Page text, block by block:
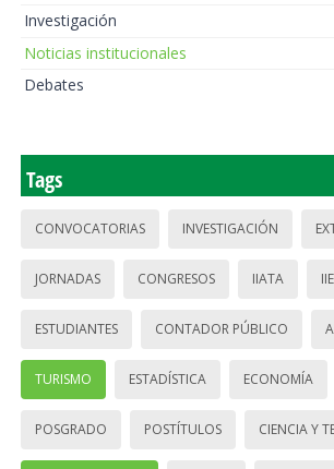
Investigación
Noticias institucionales
Debates
Tags
CONVOCATORIAS INVESTIGACIÓN
JORNADAS CONGRESOS IIATA IIE
ESTUDIANTES CONTADOR PÚBLICO
TURISMO ESTADÍSTICA ECONOMÍA
POSGRADO POSTÍTULOS CIENCIA Y